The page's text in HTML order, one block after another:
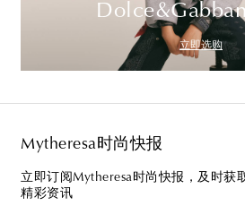
立即选购
Mytheresa时尚快报
立即订阅Mytheresa时尚快报，及时获
精彩资讯